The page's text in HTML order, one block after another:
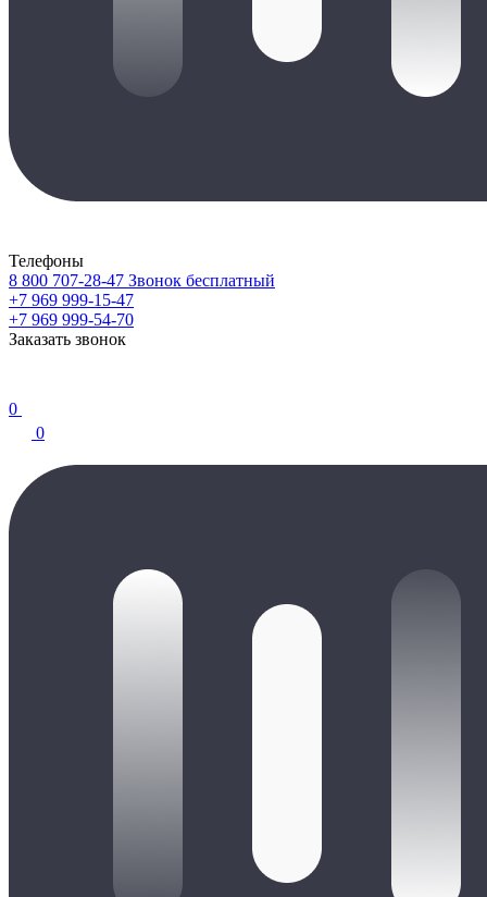
Телефоны
8 800 707-28-47 Звонок бесплатный
+7 969 999-15-47
+7 969 999-54-70
Заказать звонок
0
0